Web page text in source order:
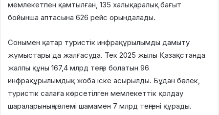
мемлекетпен қамтылған, 135 халықаралық бағыт
бойынша аптасына 626 рейс орындалады.
Сонымен қатар туристік инфрақұрылымды дамыту
жұмыстары да жалғасуда. Тек 2025 жылы Қазақстанда
жалпы құны 167,4 млрд теңге болатын 96
инфрақұрылымдық жоба іске асырылды. Бұдан бөлек,
туристік салаға көрсетілген мемлекеттік қолдау
шараларының көлемі шамамен 7 млрд теңгені құрады.